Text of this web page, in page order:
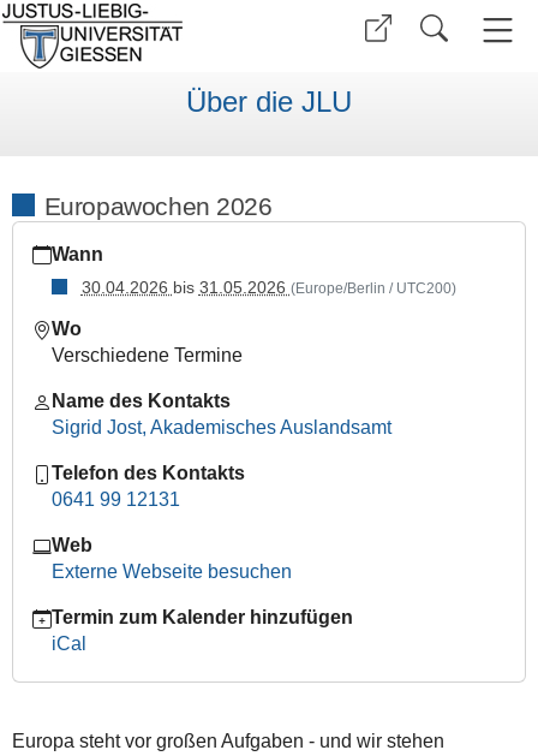
Über die JLU
Europawochen 2026
giessen.de/de/internationales/veranstaltungen/termine/
Europawochen
2026
2026-
30T00:00:00+02:00
2026-
05-
31T23:59:59+02:00
Wann
30.04.2026 bis 31.05.2026 (Europe/Berlin / UTC200)
Wo
Verschiedene Termine
Name des Kontakts
Sigrid Jost, Akademisches Auslandsamt
Telefon des Kontakts
0641 99 12131
Web
Externe Webseite besuchen
Termin zum Kalender hinzufügen
iCal
Europa steht vor großen Aufgaben - und wir stehen